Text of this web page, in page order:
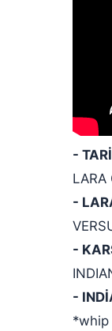
-
LARA
-
-
-
*whip